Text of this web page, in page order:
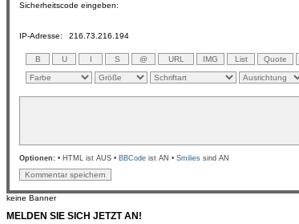
Sicherheitscode eingeben:
IP-Adresse: 216.73.216.194
Optionen: • HTML ist AUS • BBCode ist AN • Smilies sind AN
keine Banner
MELDEN SIE SICH JETZT AN!